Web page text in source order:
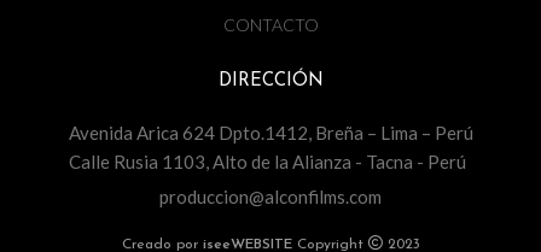
CONTACTO
DIRECCIÓN
Avenida Arica 624 Dpto.1412, Breña – Lima – Perú
Calle Rusia 1103, Alto de la Alianza - Tacna - Perú
produccion@alconfilms.com
Creado por iseeWEBSITECopyright 2023